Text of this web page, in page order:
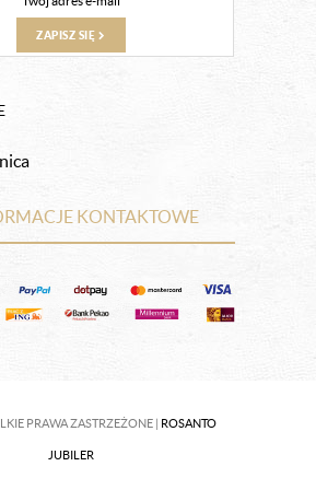
ZAPISZ SIĘ
KONTAKTOWE
PRAWA ZASTRZEŻONE | ROSANTO
JUBILER